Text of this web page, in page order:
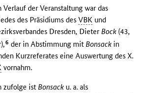
der Veranstaltung war das
des Präsidiums desVBK und
Dresden, Dieter Bock (43,
6 der in Abstimmung mit Bonsack in
Kurzreferates eine Auswertung des X.
vornahm.
zufolge ist Bonsack u. a. als